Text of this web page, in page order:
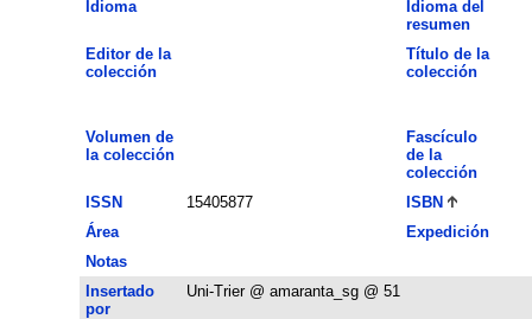
Idioma
Idioma del
resumen
Editor de la
colección
Título de la
colección
Volumen de
la colección
Fascículo
de la
colección
ISSN
15405877
ISBN
Área
Expedición
Notas
Insertado
por
Uni-Trier @ amaranta_sg @ 51